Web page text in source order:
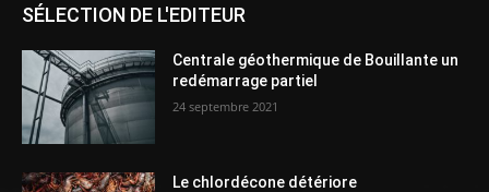
SÉLECTION DE L'EDITEUR
Centrale géothermique de Bouillante un
redémarrage partiel
24 septembre 2021
Le chlordécone détériore